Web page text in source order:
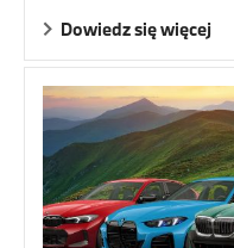
Dowiedz się więcej